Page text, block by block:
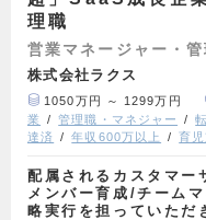
理職
営業マネージャー・管
株式会社ラクス
1050万円 ～ 1299万円
業
管理職・マネジャー
達済
年収600万以上 育
配属されるカスタマー
メンバー育成/チーム
略実行を担っていただ